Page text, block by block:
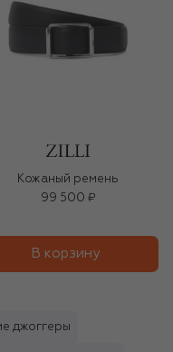
Кожаный ремень
99 500 ₽
В корзину
джоггеры